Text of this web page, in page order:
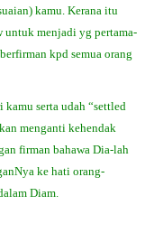
kamu. Kerana itu
untuk menjadi yg pertama-
kpd semua orang
serta udah “settled
menganti kehendak
firman bahawa Dia-lah
ke hati orang-
Diam.